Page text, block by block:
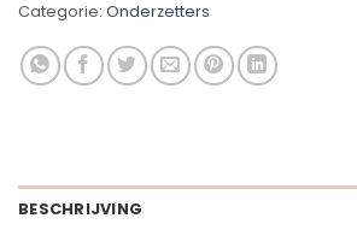
Categorie: Onderzetters
BESCHRIJVING